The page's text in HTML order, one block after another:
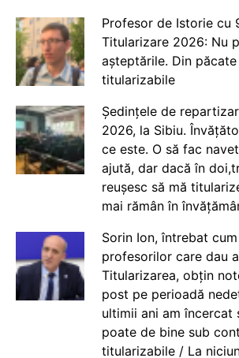
Profesor de Istorie cu
Titularizare 2026: Nu
așteptările. Din
titularizabile
Ședințele de
2026, la Sibiu.
ce este. O să fac
ajută, dar dacă în
reușesc să mă
mai rămân în
Sorin Ion, întrebat
profesorilor care dau
Titularizarea, obțin
post pe perioadă
ultimii ani am încercat
poate de bine sub
titularizabile / La